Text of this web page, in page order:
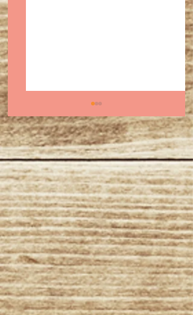
スーパーボウル前に知
っておきたい｜バッ
ド・バニーとサルサ、
ラテン音楽の原点
報